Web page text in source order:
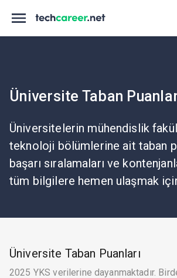
Üniversite Taban
Üniversitelerin mühendislik
teknoloji bölümlerine ait taban
başarı sıralamaları ve
tüm bilgilere hemen ulaşmak
Üniversite Taban Puanları
2025 YKS verilerine dayanmaktadır.